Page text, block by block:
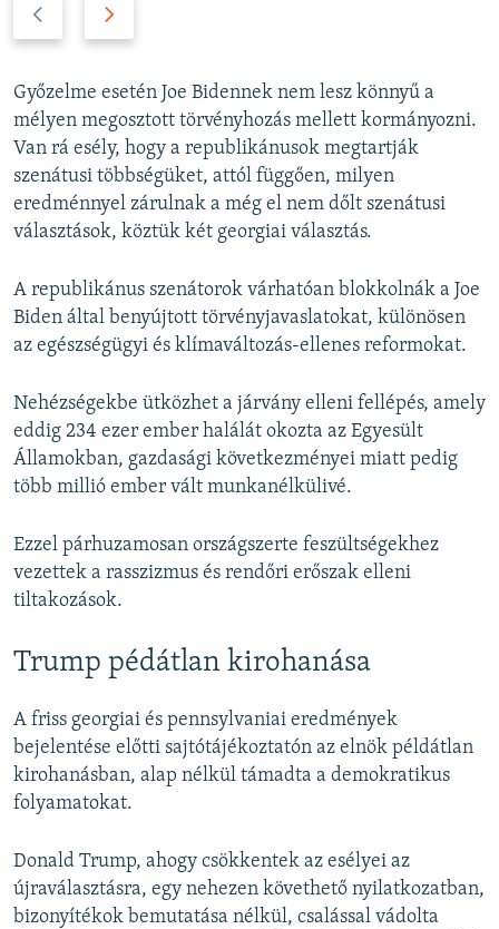
v
i
o
u
s
s
i
d
e
t
s
l
i
d
e
Győzelme esetén Joe Bidennek nem lesz könnyű a
mélyen megosztott törvényhozás mellett kormányozni.
Van rá esély, hogy a republikánusok megtartják
szenátusi többségüket, attól függően, milyen
eredménnyel zárulnak a még el nem dőlt szenátusi
választások, köztük két georgiai választás.
A republikánus szenátorok várhatóan blokkolnák a Joe
Biden által benyújtott törvényjavaslatokat, különösen
az egészségügyi és klímaváltozás-ellenes reformokat.
Nehézségekbe ütközhet a járvány elleni fellépés, amely
eddig 234 ezer ember halálát okozta az Egyesült
Államokban, gazdasági következményei miatt pedig
több millió ember vált munkanélkülivé.
Ezzel párhuzamosan országszerte feszültségekhez
vezettek a rasszizmus és rendőri erőszak elleni
tiltakozások.
Trump pédátlan kirohanása
A friss georgiai és pennsylvaniai eredmények
bejelentése előtti sajtótájékoztatón az elnök példátlan
kirohanásban, alap nélkül támadta a demokratikus
folyamatokat.
Donald Trump, ahogy csökkentek az esélyei az
újraválasztásra, egy nehezen követhető nyilatkozatban,
bizonyítékok bemutatása nélkül, csalással vádolta